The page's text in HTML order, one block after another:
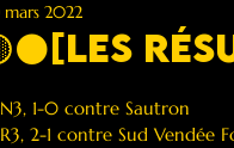
2022
1-0 contre Sautron
2-1 contre Sud Vendée